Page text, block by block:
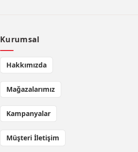
Kurumsal
Hakkımızda
Mağazalarımız
Kampanyalar
Müşteri İletişim